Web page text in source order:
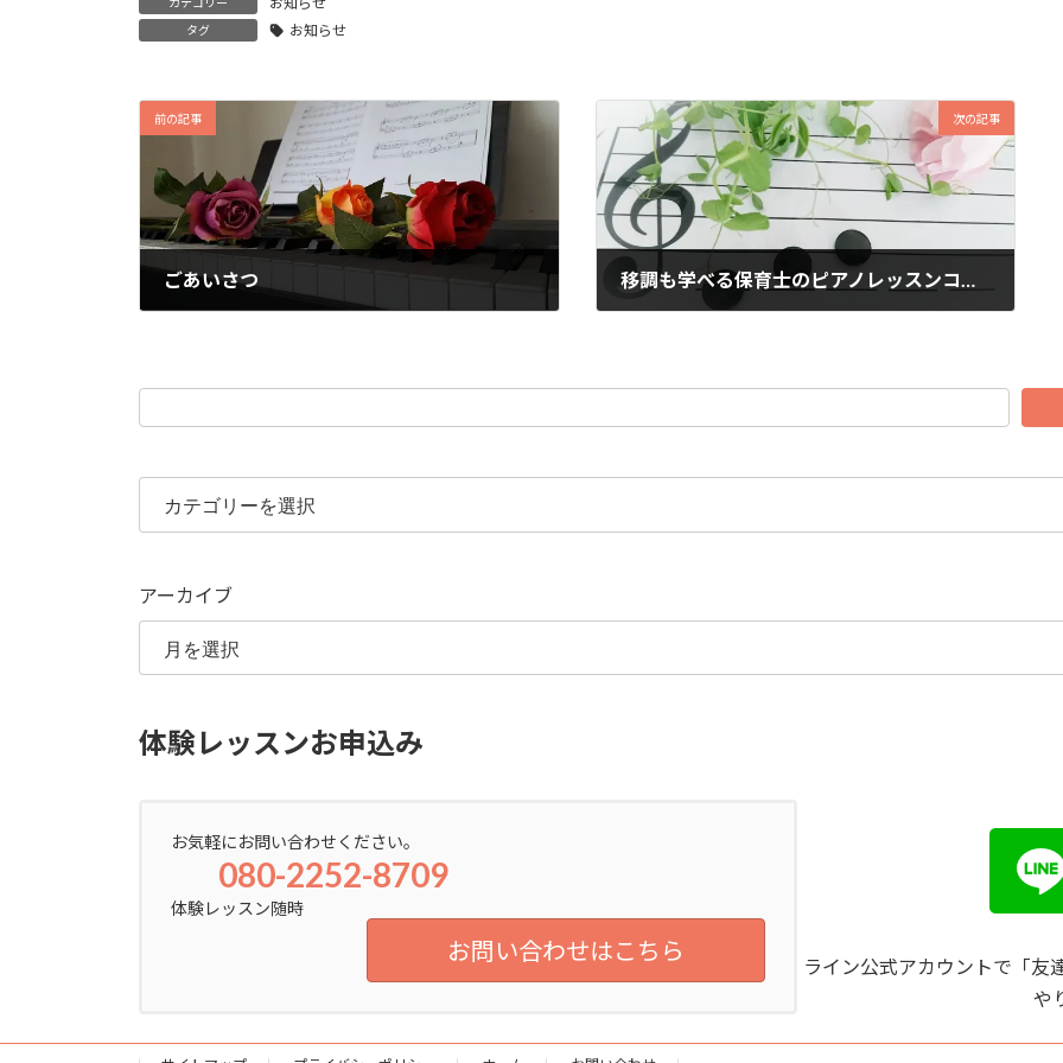
タグ お知らせ
前の記事
ごあいさつ
次の記事
移調も学べる保育士のピアノレッスンコース
カ
ゴ
ー
アーカイブ
体験レッスンお申込み
お気軽にお問い合わせください。
080-2252-8709
体験レッスン随時
お問い合わせはこちら
ライン公式アカウントで「友
や